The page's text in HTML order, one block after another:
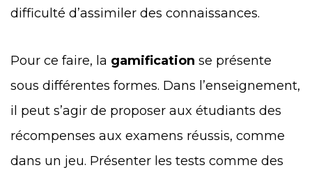
difficulté d’assimiler des connaissances.
Pour ce faire, la gamification se présente
sous différentes formes. Dans l’enseignement,
il peut s’agir de proposer aux étudiants des
récompenses aux examens réussis, comme
dans un jeu. Présenter les tests comme des